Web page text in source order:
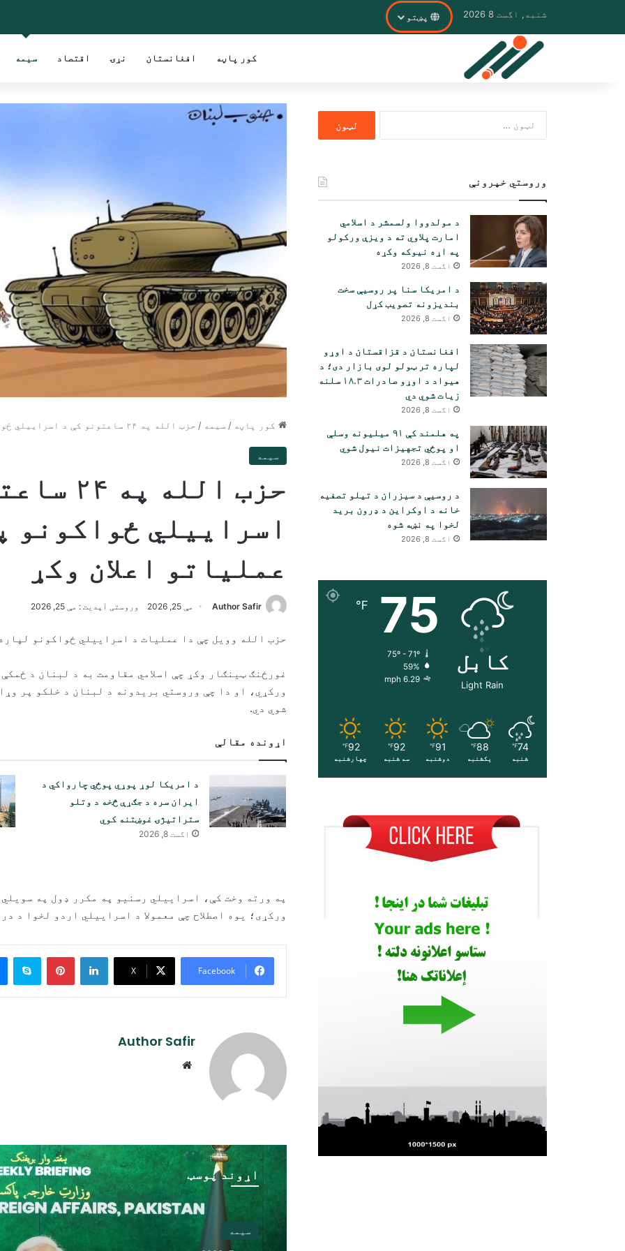
شنبه, اگست 8 2026 پښتو
کور پاڼه افغانستان نړۍ اقتصاد سیمه
کور پاڼه / سیمه / حزب الله په ۲۴ ساعتونو کې د اسراییلي ځواکونو پر وړاندې د ۲۸ عملیاتو اعلان وکړ
سیمه
حزب الله
عملیاتو اعلان وکړ
Author Safir مې 25, 2026 وروستی آپدیت : مې 25, 2026
حزب الله وویل چې دا عملیات د اسراییلي ځواکونو
غورځنګ ټینګار وکړ چې اسلامي مقاومت به د لبنان د
ورکړي، او دا چې وروستي بریدونه د لبنان د خلکو پر
شوي دي.
اړونده مقالې
د امریکا لوړ پوړي پوځي چارواکي د
ایران سره د جګړې څخه د وتلو
ستراتیژۍ غوښتنه کوي
اگست 8, 2026
په ورته وخت کې، اسراییلي رسنیو په مکرر ډول په
ورکړی؛ یوه اصطلاح چې معمولا د اسراییلي اردو لخوا د
Facebook
X
LinkedIn
Pinterest
Author Safir
اړوند پوسټ
سیمه
لپاره
وروستي خپرونې
د مولدووا ولسمشر د اسلامي
امارت پلاوي ته د ویزې ورکولو
په اړه نیوکه وکړه
اگست 8, 2026
د امریکا سنا پر روسیې سخت
بندیزونه تصویب کړل
اگست 8, 2026
افغانستان د قزاقستان د اوړو
لپاره تر ټولو لوی بازار دی؛ د
هیواد د اوړو صادرات ۱۸.۳ سلنه
زیات شوي دي
اگست 8, 2026
په هلمند کې ۹۱ میلیونه وسلې
او پوځي تجهیزات نیول شوي
اگست 8, 2026
د روسیې د سیزران د تیلو تصفیه
خانه د اوکراین د ډرون برید
لخوا په نښه شوه
اگست 8, 2026
کابل
Light Rain
75
℉
75º - 71º
59%
6.29 mph
74
℉
شنبه
88
℉
یکشنبه
91
℉
دوشنبه
92
℉
سه شنبه
92
℉
چهارشنبه